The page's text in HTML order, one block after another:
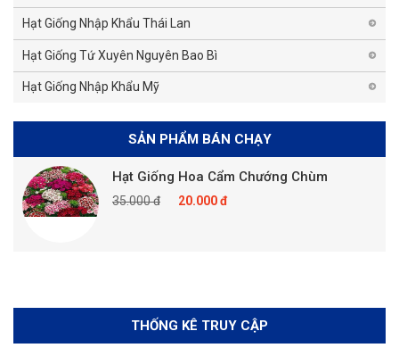
Hạt Giống Nhập Khẩu Thái Lan
Hạt Giống Tứ Xuyên Nguyên Bao Bì
Hạt Giống Nhập Khẩu Mỹ
SẢN PHẨM BÁN CHẠY
Hạt Giống Hoa Cẩm Chướng Chùm
35.000 đ 20.000 đ
THỐNG KÊ TRUY CẬP